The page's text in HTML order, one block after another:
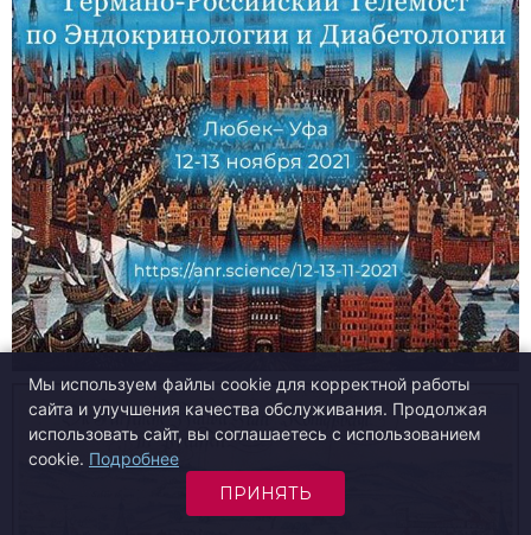
Мы используем файлы cookie для корректной работы
сайта и улучшения качества обслуживания. Продолжая
использовать сайт, вы соглашаетесь с использованием
cookie. Подробнее
ПРИНЯТЬ